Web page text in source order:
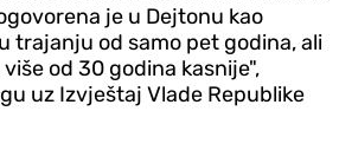
je u Dejtonu kao
trajanju od samo pet godina, ali
od 30 godina kasnije",
uz Izvještaj Vlade Republike